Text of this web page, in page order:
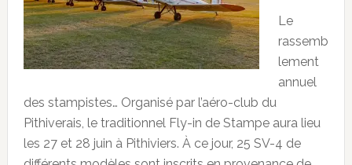
Le
rassemb
lement
annuel
des stampistes… Organisé par l’aéro-club du
Pithiverais, le traditionnel Fly-in de Stampe aura lieu
les 27 et 28 juin à Pithiviers. À ce jour, 25 SV-4 de